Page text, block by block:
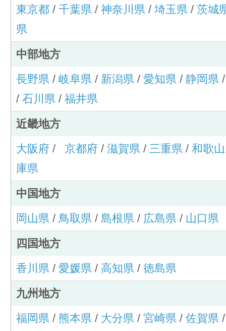
東京都/ 千葉県/ 神奈川県/ 埼玉県/ 茨城
県
中部地方
長野県/ 岐阜県/ 新潟県/ 愛知県/ 静岡県
/ 石川県/ 福井県
近畿地方
大阪府 / 京都府 / 滋賀県/ 三重県/ 和歌
庫県
中国地方
岡山県/ 鳥取県/ 島根県/ 広島県/ 山口県
四国地方
香川県/ 愛媛県/ 高知県/ 徳島県
九州地方
福岡県/ 熊本県/ 大分県/ 宮崎県/ 佐賀県